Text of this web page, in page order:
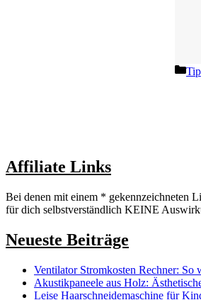
Affiliate Links
Bei denen mit einem * gekennzeichneten
für dich selbstverständlich KEINE
Neueste Beiträge
Ventilator Stromkosten Rechner:
Akustikpaneele aus Holz:
Leise Haarschneidemaschine für